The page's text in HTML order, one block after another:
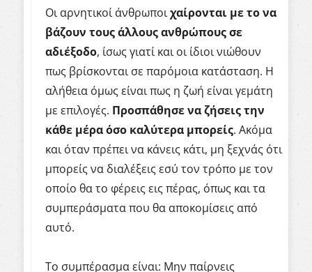
Οι αρνητικοί άνθρωποιχαίρονται με το να
βάζουν τους άλλους ανθρώπους σε
αδιέξοδο, ίσως γιατί και οι ίδιοι νιώθουν
πως βρίσκονται σε παρόμοια κατάσταση. Η
αλήθεια όμως είναι πως η ζωή είναι γεμάτη
με επιλογές. Προσπάθησε να ζήσεις την
κάθε μέρα όσο καλύτερα μπορείς. Ακόμα
και όταν πρέπει να κάνεις κάτι, μη ξεχνάς ότι
μπορείς να διαλέξεις εσύ τον τρόπο με τον
οποίο θα το φέρεις εις πέρας, όπως και τα
συμπεράσματα που θα αποκομίσεις από
αυτό.
Το συμπέρασμα είναι: Μην παίρνεις